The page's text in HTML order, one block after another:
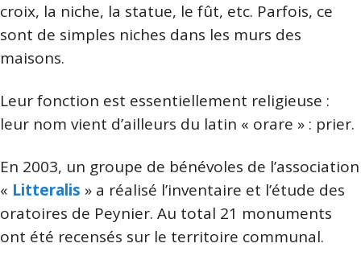
croix, la niche, la statue, le fût, etc. Parfois, ce
sont de simples niches dans les murs des
maisons.
Leur fonction est essentiellement religieuse :
leur nom vient d’ailleurs du latin « orare » : prier.
En 2003, un groupe de bénévoles de l’association
« Litteralis » a réalisé l’inventaire et l’étude des
oratoires de Peynier. Au total 21 monuments
ont été recensés sur le territoire communal.